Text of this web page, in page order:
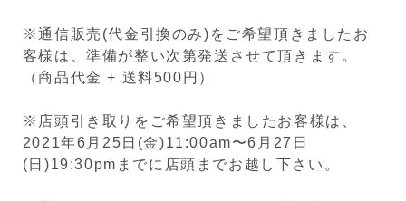
※通信販売(代金引換のみ)をご希望頂きましたお
客様は、準備が整い次第発送させて頂きます。
（商品代金 + 送料500円）
※店頭引き取りをご希望頂きましたお客様は、
2021年6月25日(金)11:00am〜6月27日
(日)19:30pmまでに店頭までお越し下さい。